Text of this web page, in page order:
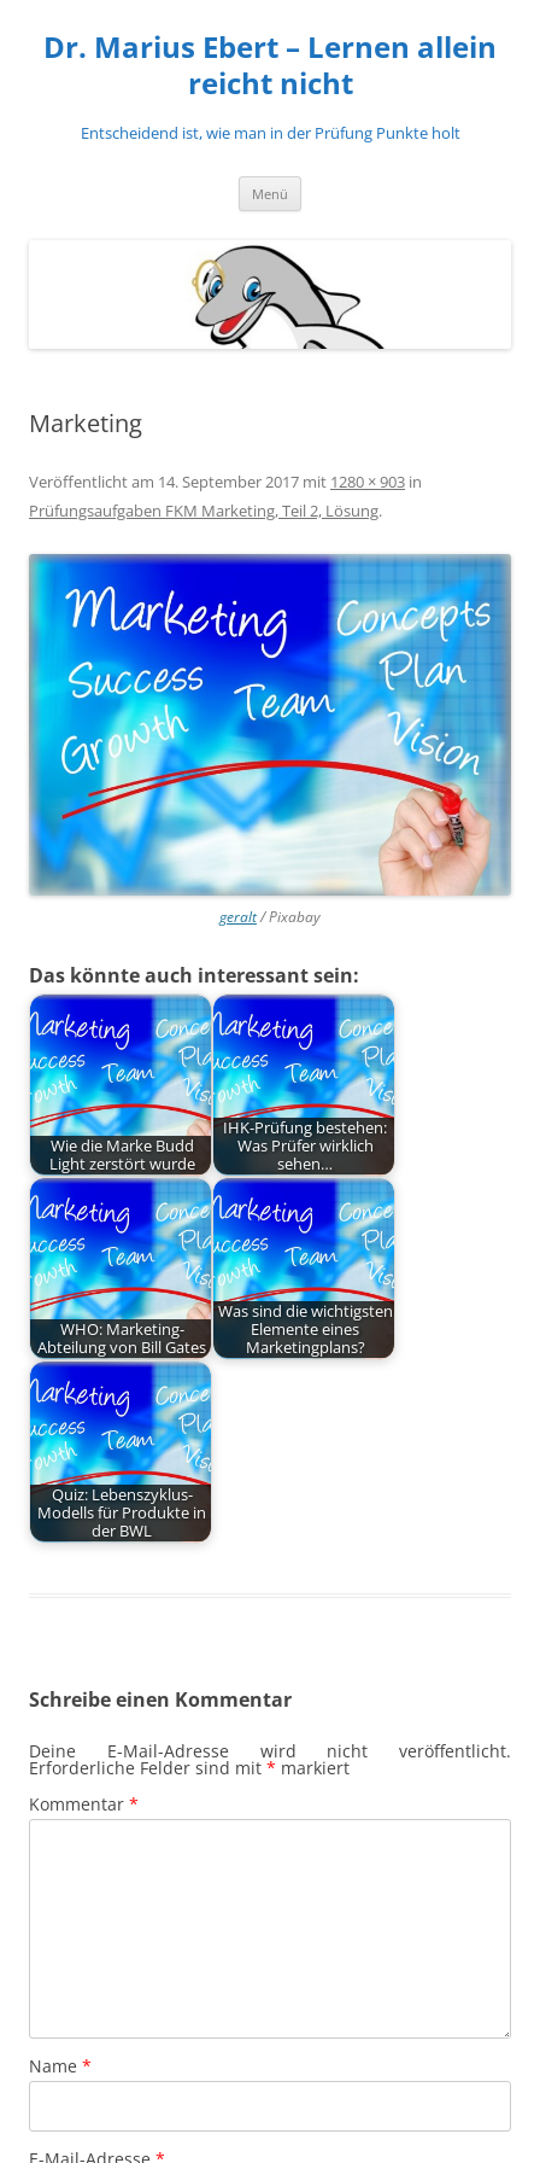
springen
Dr. Marius Ebert – Lernen allein
reicht nicht
Entscheidend ist, wie man in der Prüfung Punkte holt
Menü
Marketing
Veröffentlicht am 14. September 2017 mit 1280 × 903 in
Prüfungsaufgaben FKM Marketing, Teil 2, Lösung.
geralt/ Pixabay
Das könnte auch interessant sein:
Wie die Marke Budd
Light zerstört wurde
IHK-Prüfung bestehen:
Was Prüfer wirklich
sehen…
WHO: Marketing-
Abteilung von Bill Gates
Was sind die wichtigsten
Elemente eines
Marketingplans?
Quiz: Lebenszyklus-
Modells für Produkte in
der BWL
Schreibe einen Kommentar
Deine E-Mail-Adresse wird nicht veröffentlicht.
Erforderliche Felder sind mit * markiert
Kommentar *
Name *